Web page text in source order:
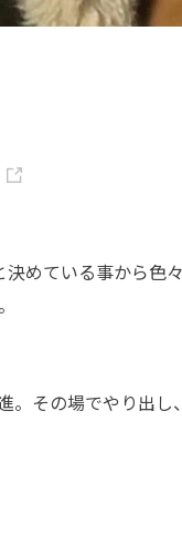
めている事から色
その場でやり出し